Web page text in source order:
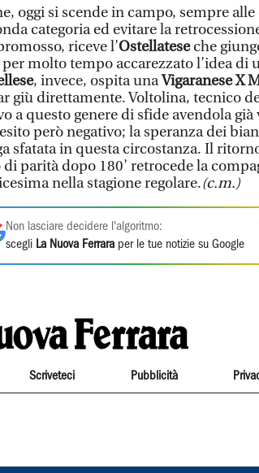
oggi si scende in campo, sempre
categoria ed evitare la
riceve l’Ostellateseche
per molto tempo accarezzato l’idea di
, invece, ospita unaVigaranese X
giù direttamente. Voltolina, tecnico
a questo genere di sfide avendola
però negativo; la speranza dei
sfatata in questa circostanza. Il
di parità dopo 180’ retrocede la
nella stagione regolare.(c.m.)
Non lasciare decidere l'algoritmo:
scegli La Nuova Ferrara per le tue notizie su Google
Scriveteci Pubblicità